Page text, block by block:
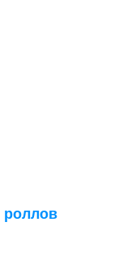
роллов